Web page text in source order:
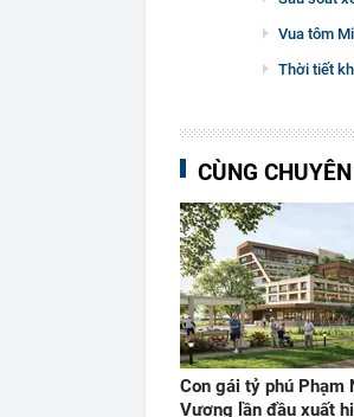
Vua tôm
Thời tiết
CÙNG
Con gái tỷ phú Phạm
Vượng lần đầu xuất